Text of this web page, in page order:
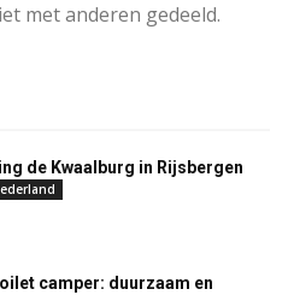
met anderen gedeeld.
de Kwaalburg in Rijsbergen
camper: duurzaam en